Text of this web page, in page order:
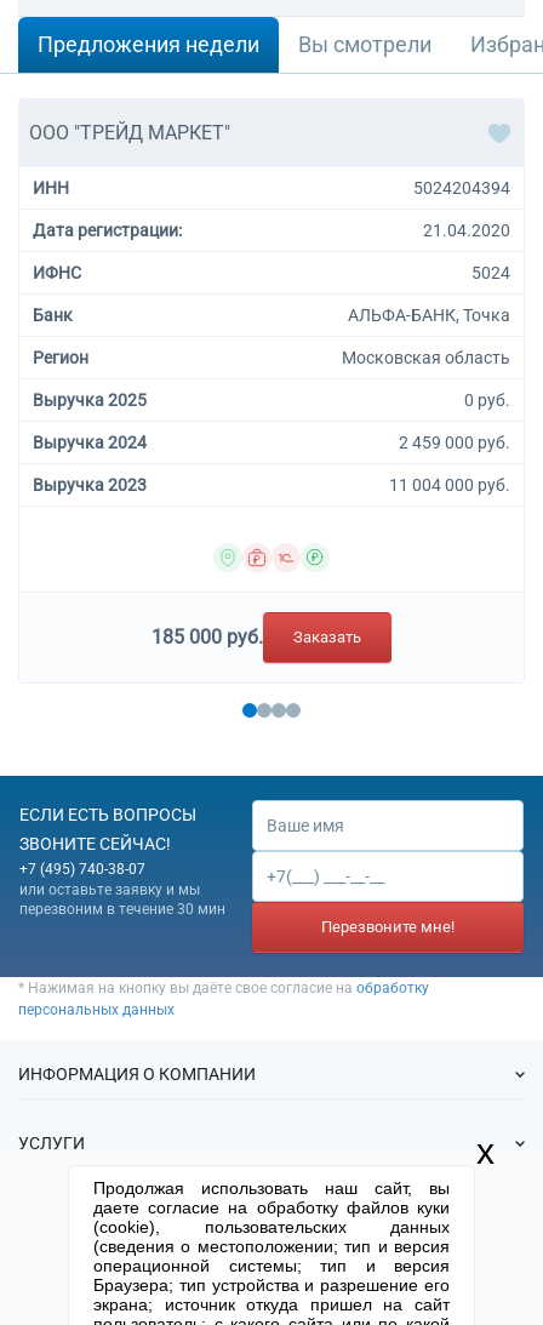
Предложения недели Вы смотрели
ООО "ТРЕЙД МАРКЕТ"
ИНН 5024204394
Дата регистрации: 21.04.2020
ИФНС 5024
Банк АЛЬФА-БАНК, Точка
Регион Московская область
Выручка 2025 0 руб.
Выручка 2024 2 459 000 руб.
Выручка 2023 11 004 000 руб.
185 000 руб. Заказать
ЕСЛИ ЕСТЬ ВОПРОСЫ
ЗВОНИТЕ СЕЙЧАС!
+7 (495) 740-38-07
или оставьте заявку и мы
перезвоним в течение 30 мин
Перезвоните мне!
* Нажимая на кнопку вы даёте свое согласие на обработку
персональных данных
ИНФОРМАЦИЯ О КОМПАНИИ
О нас
Спецпредложения
УСЛУГИ
Готовые фирмы
Продажа фирм
Регистрация
Ликвидация
Регистрация изменений
КОНТАКТНАЯ ИНФОРМАЦИЯ
+7 (495) 740-38-07
(По Москве)
mail@1-urist.ru
Спросить у юриста
Продолжая использовать наш сайт, вы
даете согласие на обработку файлов куки
(cookie), пользовательских данных
(сведения о местоположении; тип и версия
операционной системы; тип и версия
Браузера; тип устройства и разрешение его
экрана; источник откуда пришел на сайт
x